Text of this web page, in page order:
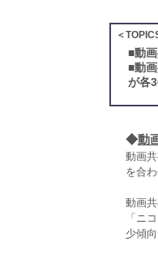
＜
■動
■動
が各
◆動
動画
を合
動画
「ニ
少傾向